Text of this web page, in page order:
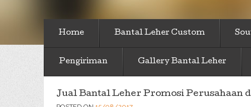
Home Bantal Leher Custom
Pengiriman Gallery Bantal Leher
Jual Bantal Leher Promosi Perusahaan